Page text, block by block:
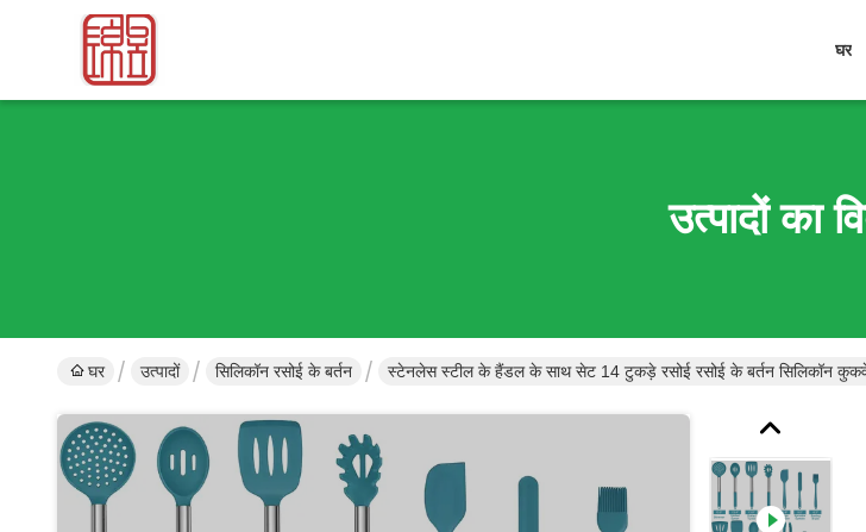
घर
उत्पादों का
घर उत्पादों सिलिकॉन रसोई के बर्तन स्टेनलेस स्टील के हैंडल के साथ सेट 14 टुकड़े रसोई रसोई के बर्तन सिलिकॉन